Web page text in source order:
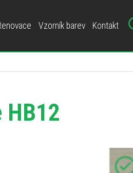
Vzorník barev Kontakt
HB12